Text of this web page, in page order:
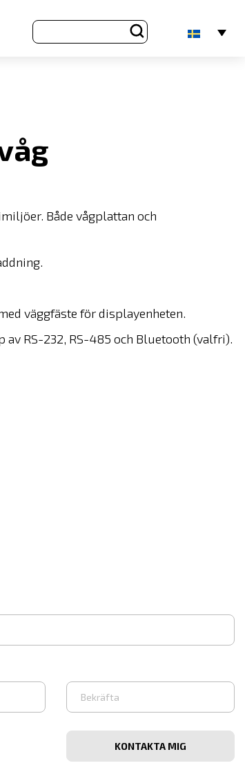
Både vågplattan och
väggfäste för displayenheten.
RS-232, RS-485 och Bluetooth (valfri).
Bekräfta